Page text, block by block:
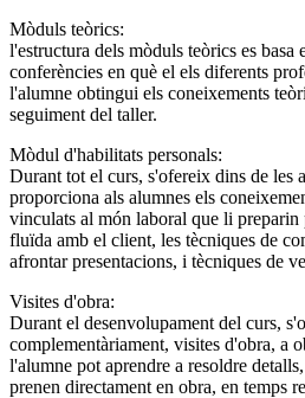
Mòduls teòrics:
l'estructura dels mòduls teòrics es basa
conferències en què el els diferents
l'alumne obtingui els coneixements
seguiment del taller.
Mòdul d'habilitats personals:
Durant tot el curs, s'ofereix dins de les
proporciona als alumnes els
vinculats al món laboral que li
fluïda amb el client, les tècniques de
afrontar presentacions, i tècniques de
Visites d'obra:
Durant el desenvolupament del curs,
complementàriament, visites d'obra, a
l'alumne pot aprendre a resoldre
prenen directament en obra, en temps